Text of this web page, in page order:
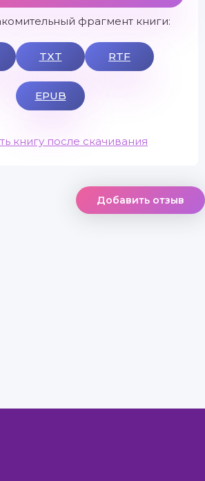
фрагмент книги:
TXT RTF
EPUB
книгу после скачивания
Добавить отзыв